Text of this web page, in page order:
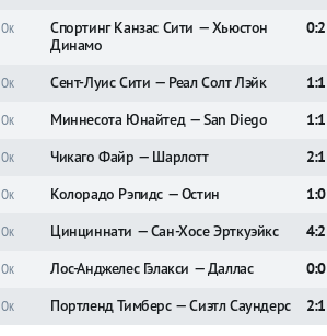
Ок
Спортинг Канзас Сити — Хьюстон
Динамо
0:2
Ок Сент-Луис Сити — Реал Солт Лэйк 1:1
Ок Миннесота Юнайтед — San Diego 1:1
Ок Чикаго Файр — Шарлотт 2:1
Ок Колорадо Рэпидс — Остин 1:0
Ок Цинциннати — Сан-Хосе Эрткуэйкс 4:2
Ок Лос-Анджелес Гэлакси — Даллас 0:0
Ок Портленд Тимберс — Сиэтл Саундерс 2:1